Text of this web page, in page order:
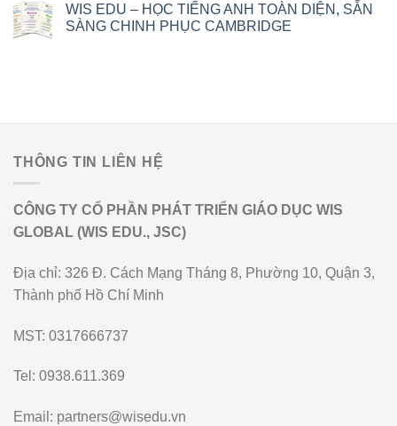
WIS EDU – HỌC TIẾNG ANH TOÀN DIỆN, SẴN
SÀNG CHINH PHỤC CAMBRIDGE
THÔNG TIN LIÊN HỆ
CÔNG TY CỔ PHẦN PHÁT TRIỂN GIÁO DỤC WIS
GLOBAL (WIS EDU., JSC)
Địa chỉ: 326 Đ. Cách Mạng Tháng 8, Phường 10, Quận 3,
Thành phố Hồ Chí Minh
MST: 0317666737
Tel: 0938.611.369
Email: partners@wisedu.vn